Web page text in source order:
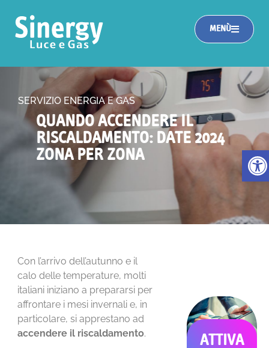
Apri
MENÙ
SERVIZIO ENERGIA E GAS
QUANDO ACCENDERE IL
RISCALDAMENTO: DATE 2024
ZONA PER ZONA
Con l’arrivo dell’autunno e il
calo delle temperature, molti
italiani iniziano a prepararsi per
affrontare i mesi invernali e, in
particolare, si apprestano ad
accendere il riscaldamento.
ATTIVA